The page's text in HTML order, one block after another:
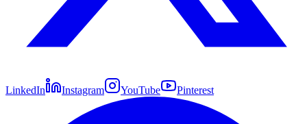
LinkedIn Instagram YouTube Pinterest